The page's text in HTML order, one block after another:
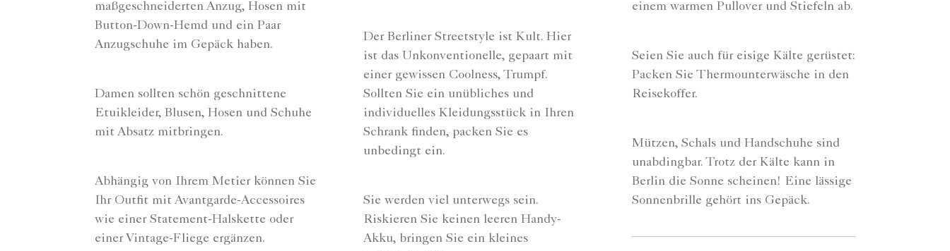
maßgeschneiderten Anzug, Hosen mit
Button-Down-Hemd und ein Paar
Anzugschuhe im Gepäck haben.
Damen sollten schön geschnittene
Etuikleider, Blusen, Hosen und Schuhe
mit Absatz mitbringen.
Abhängig von Ihrem Metier können Sie
Ihr Outfit mit Avantgarde-Accessoires
wie einer Statement-Halskette oder
einer Vintage-Fliege ergänzen.
Der Berliner Streetstyle ist Kult. Hier
ist das Unkonventionelle, gepaart mit
einer gewissen Coolness, Trumpf.
Sollten Sie ein unübliches und
individuelles Kleidungsstück in Ihren
Schrank finden, packen Sie es
unbedingt ein.
Sie werden viel unterwegs sein.
Riskieren Sie keinen leeren Handy-
Akku, bringen Sie ein kleines
einem warmen Pullover und Stiefeln ab.
Seien Sie auch für eisige Kälte gerüstet:
Packen Sie Thermounterwäsche in den
Reisekoffer.
Mützen, Schals und Handschuhe sind
unabdingbar. Trotz der Kälte kann in
Berlin die Sonne scheinen! Eine lässige
Sonnenbrille gehört ins Gepäck.